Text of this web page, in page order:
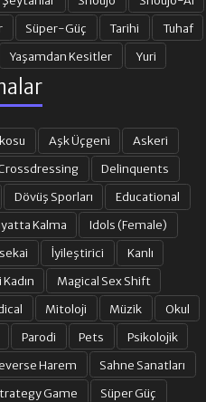
Süper-Güç Tarihi
Tuhaf
Yaşamdan Kesitler Yuri
Aşk Üçgeni
Askeri
Delinquents
Dövüş Sporları
Educational
Kalma
Idols (Female)
İyileştirici
Kanlı
Magical Sex Shift
Mitoloji Müzik
Okul
Parodi Pets
Psikolojik
Harem
Sahne Sanatları
Game
Süper Güç